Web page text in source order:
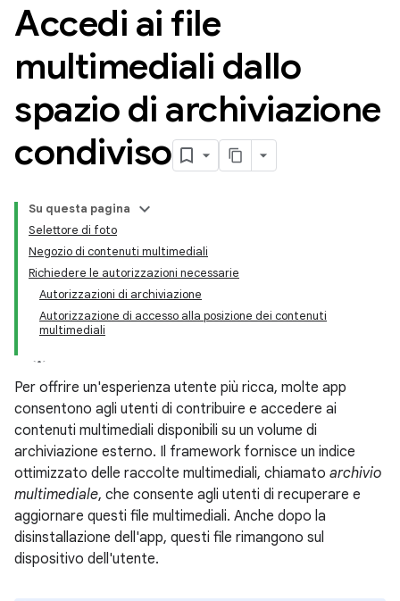
Accedi ai file
multimediali dallo
spazio di archiviazione
condiviso
Su questa pagina
Selettore di foto
Negozio di contenuti multimediali
Richiedere le autorizzazioni necessarie
Autorizzazioni di archiviazione
Autorizzazione di accesso alla posizione dei contenuti
multimediali
Per offrire un'esperienza utente più ricca, molte app
consentono agli utenti di contribuire e accedere ai
contenuti multimediali disponibili su un volume di
archiviazione esterno. Il framework fornisce un indice
ottimizzato delle raccolte multimediali, chiamato archivio
multimediale, che consente agli utenti di recuperare e
aggiornare questi file multimediali. Anche dopo la
disinstallazione dell'app, questi file rimangono sul
dispositivo dell'utente.